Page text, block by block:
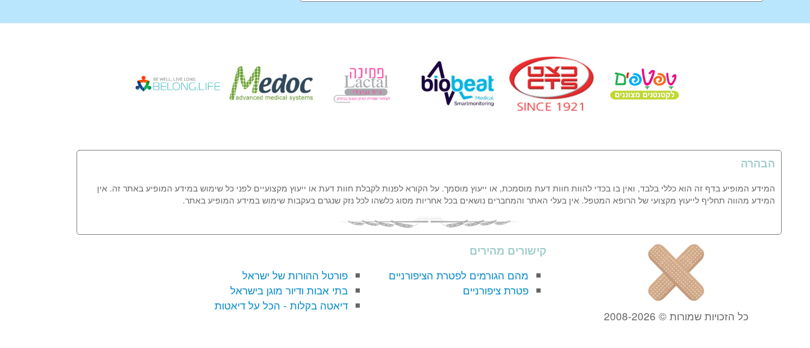
הבהרה
המידע המופיע בדף זה הוא כללי בלבד, ואין בו בכדי להוות חוות דעת מוסמכת, או ייעוץ מוסמך. על הקורא לפנות לקבלת חוות דעת או ייעוץ מקצועיים לפני כל שימוש במידע המופיע באתר זה. אין
המידע מהווה תחליף לייעוץ מקצועי של הרופא המטפל. אין בעלי האתר והמחברים נושאים בכל אחריות מסוג כלשהו לכל נזק שנגרם בעקבות שימוש במידע המופיע באתר.
כל הזכויות שמורות © 2008-2026
קישורים מהירים
מהם הגורמים לפטרת הציפורניים
פטרת ציפורניים
פורטל ההורות של ישראל
בתי אבות ודיור מוגן בישראל
דיאטה בקלות - הכל על דיאטות